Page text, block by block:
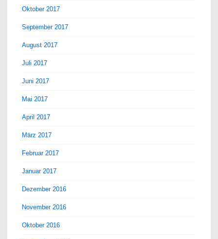
Oktober 2017
September 2017
August 2017
Juli 2017
Juni 2017
Mai 2017
April 2017
März 2017
Februar 2017
Januar 2017
Dezember 2016
November 2016
Oktober 2016